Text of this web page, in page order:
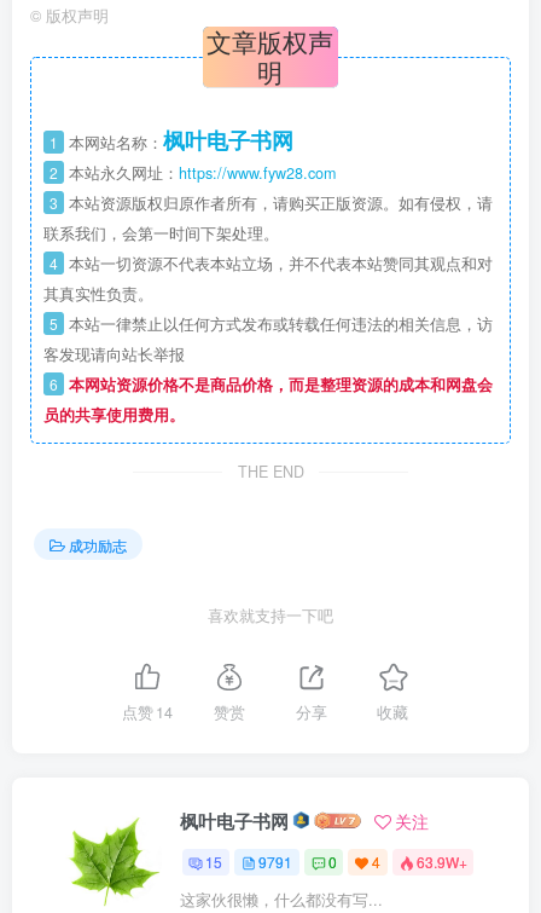
© 版权声明
文章版权声
明
1 本网站名称： 枫叶电子书网
2 本站永久网址： https://www.fyw28.com
3 本站资源版权归原作者所有，请购买正版资源。如有侵权，请
联系我们，会第一时间下架处理。
4 本站一切资源不代表本站立场，并不代表本站赞同其观点和对
其真实性负责。
5 本站一律禁止以任何方式发布或转载任何违法的相关信息，访
客发现请向站长举报
6 本网站资源价格不是商品价格，而是整理资源的成本和网盘会
员的共享使用费用。
THE END
成功励志
喜欢就支持一下吧
点赞14 赞赏 分享 收藏
枫叶电子书网 关注
15 9791 0 4 63.9W+
这家伙很懒，什么都没有写...